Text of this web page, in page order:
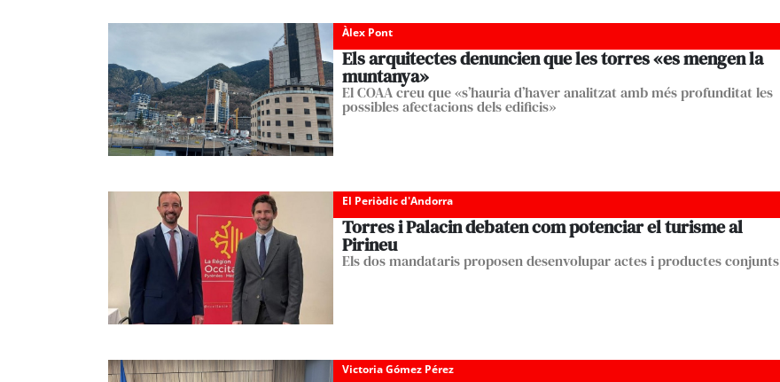
Àlex Pont
Els arquitectes denuncien que les torres «es mengen la
muntanya»
El COAA creu que «s’hauria d’haver analitzat amb més profunditat les
possibles afectacions dels edificis»
El Periòdic d'Andorra
Torres i Palacin debaten com potenciar el turisme al
Pirineu
Els dos mandataris proposen desenvolupar actes i productes conjunts
Victoria Gómez Pérez